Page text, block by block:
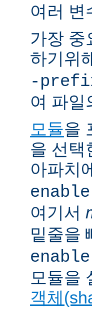
여러 변
가장 중
하기위
-
여 파일
모듈을
을 선택
아파치
여기서
밑줄을
모듈을
객체